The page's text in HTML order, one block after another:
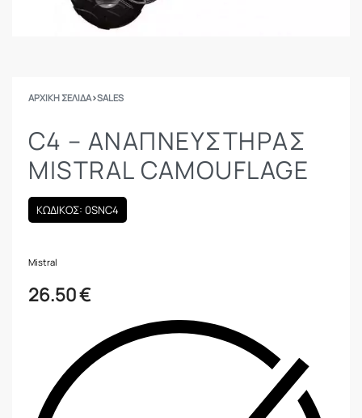
ΑΡΧΙΚΉ ΣΕΛΊΔΑ›SALES
C4 – ΑΝΑΠΝΕΥΣΤΉΡΑΣ
MISTRAL CAMOUFLAGE
ΚΩΔΙΚΟΣ: 0SNC4
Mistral
26.50€